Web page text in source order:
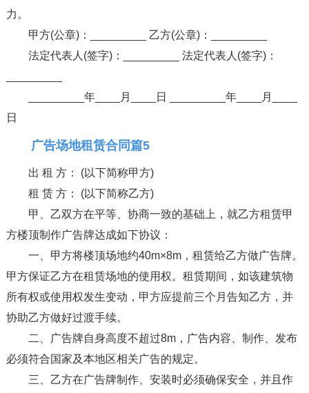
力。
甲方(公章)：_________ 乙方(公章)：_________
法定代表人(签字)：_________ 法定代表人(签字)：
_________年____月____日 _________年____月____
日
广告场地租赁合同篇5
出 租 方： (以下简称甲方)
租 赁 方： (以下简称乙方)
甲、乙双方在平等、协商一致的基础上，就乙方租赁甲
方楼顶制作广告牌达成如下协议：
一、甲方将楼顶场地约40m×8m，租赁给乙方做广告牌。
甲方保证乙方在租赁场地的使用权。租赁期间，如该建筑物
所有权或使用权发生变动，甲方应提前三个月告知乙方，并
协助乙方做好过渡手续。
二、广告牌自身高度不超过8m，广告内容、制作、发布
必须符合国家及本地区相关广告的规定。
三、乙方在广告牌制作、安装时必须确保安全，并且作